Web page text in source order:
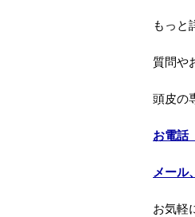
もっと
質問や
頭皮の
お電話
メール
お気軽